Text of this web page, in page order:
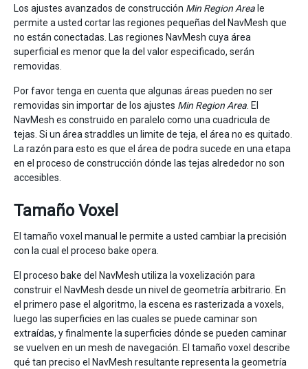
Los ajustes avanzados de construcción Min Region Area le
permite a usted cortar las regiones pequeñas del NavMesh que
no están conectadas. Las regiones NavMesh cuya área
superficial es menor que la del valor especificado, serán
removidas.
Por favor tenga en cuenta que algunas áreas pueden no ser
removidas sin importar de los ajustes Min Region Area . El
NavMesh es construido en paralelo como una cuadricula de
tejas. Si un área straddles un limite de teja, el área no es quitado.
La razón para esto es que el área de podra sucede en una etapa
en el proceso de construcción dónde las tejas alrededor no son
accesibles.
Tamaño Voxel
El tamaño voxel manual le permite a usted cambiar la precisión
con la cual el proceso bake opera.
El proceso bake del NavMesh utiliza la voxelización para
construir el NavMesh desde un nivel de geometría arbitrario. En
el primero pase el algoritmo, la escena es rasterizada a voxels,
luego las superficies en las cuales se puede caminar son
extraídas, y finalmente la superficies dónde se pueden caminar
se vuelven en un mesh de navegación. El tamaño voxel describe
qué tan preciso el NavMesh resultante representa la geometría